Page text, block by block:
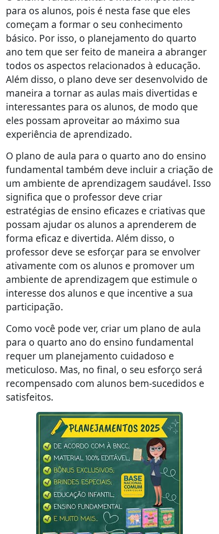
para os alunos, pois é nesta fase que eles
começam a formar o seu conhecimento
básico. Por isso, o planejamento do quarto
ano tem que ser feito de maneira a abranger
todos os aspectos relacionados à educação.
Além disso, o plano deve ser desenvolvido de
maneira a tornar as aulas mais divertidas e
interessantes para os alunos, de modo que
eles possam aproveitar ao máximo sua
experiência de aprendizado.
O plano de aula para o quarto ano do ensino
fundamental também deve incluir a criação de
um ambiente de aprendizagem saudável. Isso
significa que o professor deve criar
estratégias de ensino eficazes e criativas que
possam ajudar os alunos a aprenderem de
forma eficaz e divertida. Além disso, o
professor deve se esforçar para se envolver
ativamente com os alunos e promover um
ambiente de aprendizagem que estimule o
interesse dos alunos e que incentive a sua
participação.
Como você pode ver, criar um plano de aula
para o quarto ano do ensino fundamental
requer um planejamento cuidadoso e
meticuloso. Mas, no final, o seu esforço será
recompensado com alunos bem-sucedidos e
satisfeitos.